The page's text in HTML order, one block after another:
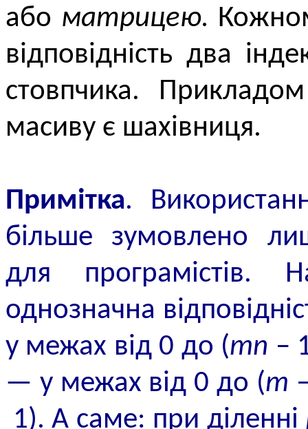
або матрицею.
відповідність два
стовпчика.
масиву є шахівниця.
Примітка.
більше зумовлено
для програмістів.
однозначна
у межах від 0 до (mn –
— у межах від 0 до (m
1). А саме: при діленні